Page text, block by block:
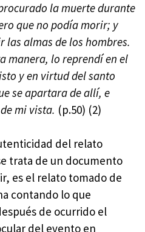
la muerte durante
que no podía morir; y
las almas de los hombres.
manera, lo reprendí en el
y en virtud del santo
se apartara de allí, e
mi vista. (p.50) (2)
del relato
trata de un documento
es el relato tomado de
contando lo que
de ocurrido el
del evento en